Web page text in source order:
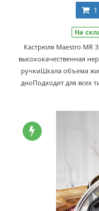
На
Кастрюля Maestro MR
высококачественная
ручкиШкала объема
дноПодходит для всех